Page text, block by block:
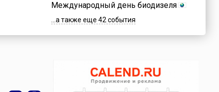
Международный день биодизеля
...а также еще 42 события